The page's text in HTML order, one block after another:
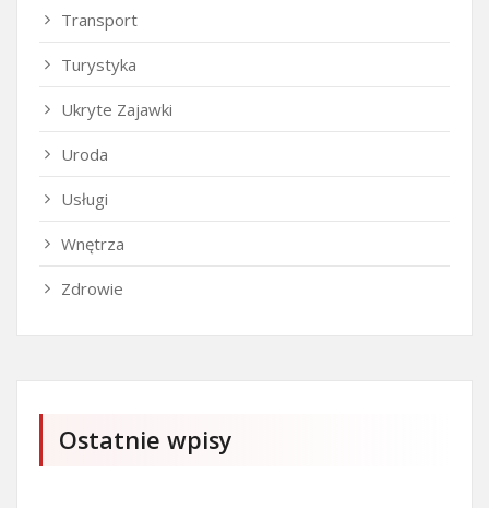
Transport
Turystyka
Ukryte Zajawki
Uroda
Usługi
Wnętrza
Zdrowie
Ostatnie wpisy